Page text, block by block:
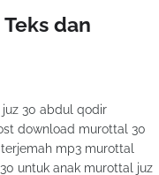
dan
30 abdul qodir
download murottal 30
mp3 murottal
untuk anak murottal juz